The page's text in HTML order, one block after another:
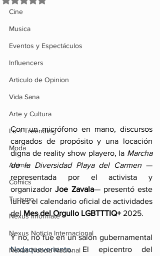
Cine
Musica
Eventos y Espectáculos
Influencers
Articulo de Opinion
Vida Sana
Arte y Cultura
Lo + Treending
Moda
Anime
Comics
Turismo
Nexus Infórmate
Nexus Noticia Internacional
Nexus Noticia Nacional
Con un micrófono en mano, discursos
cargados de propósito y una locación
digna de reality show playero, la Marcha
de la Diversidad Playa del Carmen —
representada por el activista y
organizador Joe Zavala— presentó este
lunes el calendario oficial de actividades
del Mes del Orgullo LGBTTTIQ+ 2025.
Nadaqueveriento. El epicentro del